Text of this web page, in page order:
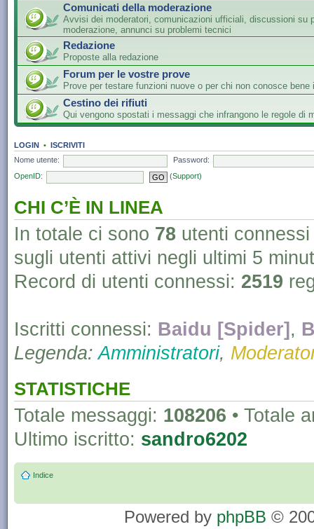
Comunicati della moderazione
Avvisi dei moderatori, comunicazioni ufficiali, discussioni su
moderazione, annunci su problemi tecnici
Redazione
Proposte alla redazione
Forum per le vostre prove
Prove per testare funzioni nuove o per chi non conosce bene
Cestino dei rifiuti
Qui vengono spostati i messaggi che infrangono le regole di
LOGIN • ISCRIVITI
Nome utente:
Password:
OpenID:
(Support)
CHI C’È IN LINEA
In totale ci sono 78 utenti
sugli utenti attivi negli ultimi 5
Record di utenti connessi: 2519
Iscritti connessi: Baidu [Spider] ,
Legenda:Amministratori,
STATISTICHE
Totale messaggi: 108206 • Totale
Ultimo iscritto: sandro6202
Indice
Powered by phpBB ©